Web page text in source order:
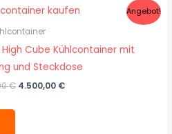
Angebot!
Cube Kühlcontainer mit
und Steckdose
€
Ursprünglicher
Preis
war:
4.500,00 €
Aktueller
Preis